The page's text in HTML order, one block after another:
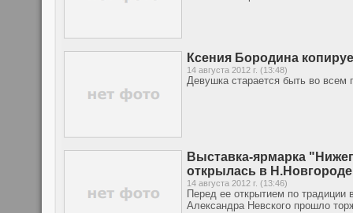
Ксения Бородина
14 августа 2012 г. (13:48)
Девушка старается быть во всем
Выставка-ярмарка
открылась в Н.Новгороде
14 августа 2012 г. (13:46)
Перед ее открытием по традиции
Александра Невского прошло